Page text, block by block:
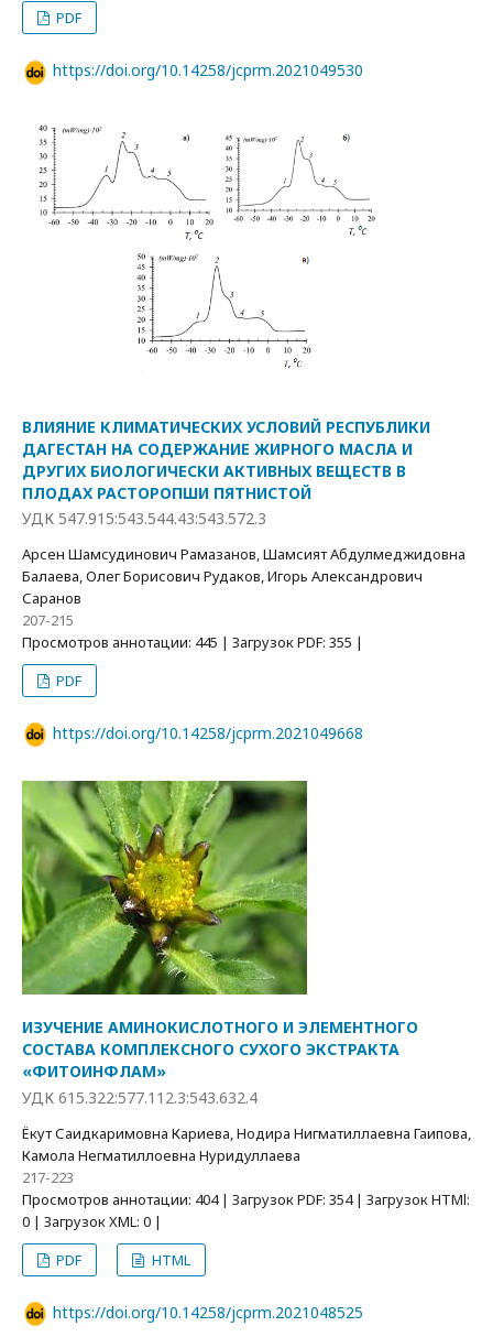
PDF
https://doi.org/10.14258/jcprm.2021049530
ВЛИЯНИЕ КЛИМАТИЧЕСКИХ УСЛОВИЙ РЕСПУБЛИКИ
ДАГЕСТАН НА СОДЕРЖАНИЕ ЖИРНОГО МАСЛА И
ДРУГИХ БИОЛОГИЧЕСКИ АКТИВНЫХ ВЕЩЕСТВ В
ПЛОДАХ РАСТОРОПШИ ПЯТНИСТОЙ
УДК 547.915:543.544.43:543.572.3
Арсен Шамсудинович Рамазанов, Шамсият Абдулмеджидовна
Балаева, Олег Борисович Рудаков, Игорь Александрович
Саранов
207-215
Просмотров аннотации: 445 | Загрузок PDF: 355 |
PDF
https://doi.org/10.14258/jcprm.2021049668
ИЗУЧЕНИЕ АМИНОКИСЛОТНОГО И ЭЛЕМЕНТНОГО
СОСТАВА КОМПЛЕКСНОГО СУХОГО ЭКСТРАКТА
«ФИТОИНФЛАМ»
УДК 615.322:577.112.3:543.632.4
Ёкут Саидкаримовна Кариева, Нодира Нигматиллаевна Гаипова,
Камола Негматиллоевна Нуридуллаева
217-223
Просмотров аннотации: 404 | Загрузок PDF: 354 | Загрузок HTMl:
0 | Загрузок XML: 0 |
PDF
HTML
https://doi.org/10.14258/jcprm.2021048525